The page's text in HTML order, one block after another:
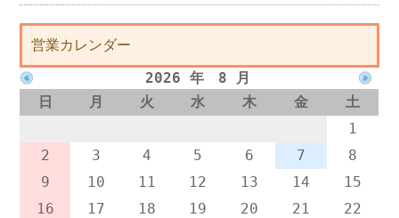
営業カレンダー
2026 年 8 月
日
月 火 水 木 金
土
1
2
3 4 5 6 7
8
9
10 11 12 13 14
15
16
17 18 19 20 21
22